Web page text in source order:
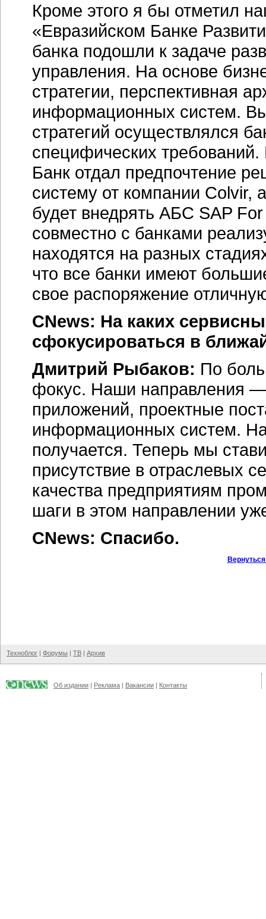
Кроме этого я бы отметил
«Евразийском Банке
банка подошли к задаче
управления. На основе
стратегии, перспективная
информационных систем.
стратегий осуществлялся
специфических
Банк отдал предпочтение
систему от компании Colvir,
будет внедрять АБС SAP
совместно с банками
находятся на разных
что все банки имеют
свое распоряжение
CNews: На каких
сфокусироваться в
Дмитрий Рыбаков: По
фокус. Наши направления —
приложений, проектные
информационных систем.
получается. Теперь мы
присутствие в отраслевых
качества предприятиям
шаги в этом направлении
CNews: Спасибо.
Техноблог | Форумы | ТВ | Архив
Об издании | Реклама | Вакансии | Контакты